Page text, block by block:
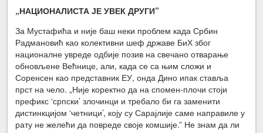
„НАЦИОНАЛИСТА ЈЕ УВЕК ДРУГИ”
За Мустафића и није баш неки проблем када Србин
Радмановић као колективни шеф државе БиХ због
националне увреде одбије позив на свечано отварање
обновљене Већнице, али, када се са њим сложи и
Соренсен као представник ЕУ, онда Дино ипак ставља
прст на чело. „Није коректно да на спомен-плочи стоји
префикс ‘српски’ злочинци и требало би га заменити
дистинкцијом ‘четници’, коју су Сарајлије саме направиле у
рату не желећи да повреде своје комшије.” Не знам да ли